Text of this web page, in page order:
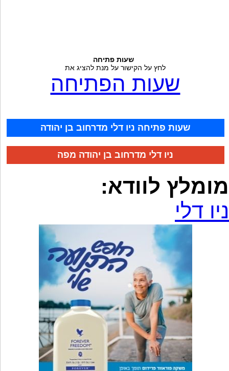
שעות פתיחה
לחץ על הקישור על מנת להציג את
שעות הפתיחה
שעות פתיחה ניו דלי מדרחוב בן יהודה
ניו דלי מדרחוב בן יהודה מפה
מומלץ לוודא:
ניו דלי